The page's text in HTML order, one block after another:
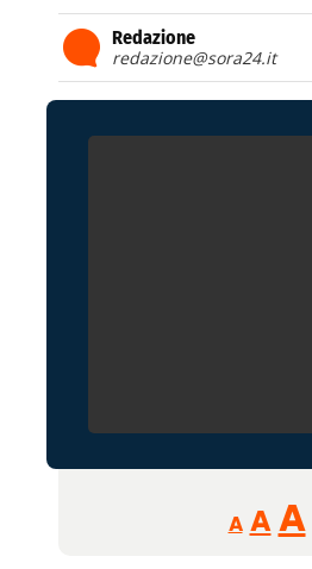
Redazione
redazione@sora24.it
A
Reducir
tamaño
AA